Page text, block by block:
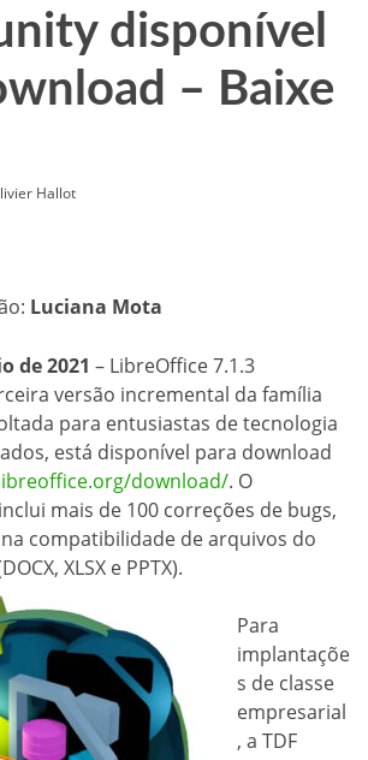
disponível
– Baixe
Hallot
Luciana Mota
de 2021 – LibreOffice 7.1.3
versão incremental da família
para entusiastas de tecnologia
está disponível para download
download/. O
mais de 100 correções de bugs,
compatibilidade de arquivos do
XLSX e PPTX).
Para
implantaçõe
s de classe
empresarial
, a TDF